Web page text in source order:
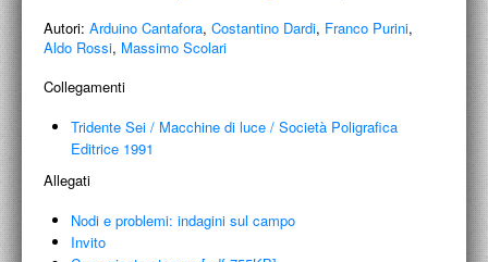
Autori: Arduino Cantafora, Costantino Dardi, Franco Purini,
Aldo Rossi, Massimo Scolari
Collegamenti
Tridente Sei / Macchine di luce / Società Poligrafica
Editrice 1991
Allegati
Nodi e problemi: indagini sul campo
Invito